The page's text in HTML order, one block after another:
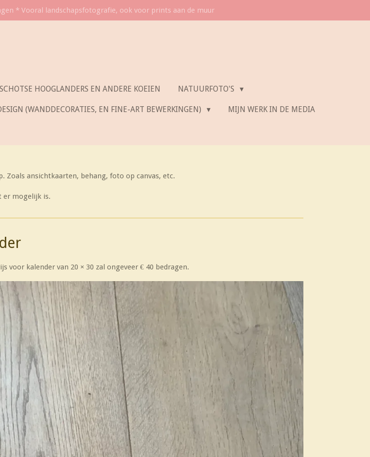
* Vooral landschapsfotografie, ook voor prints aan de muur
SCHOTSE HOOGLANDERS EN ANDERE KOEIEN NATUURFOTO'S
(WANDDECORATIES, EN FINE-ART BEWERKINGEN) MIJN WERK IN DE MEDIA
Zoals ansichtkaarten, behang, foto op canvas, etc.
er mogelijk is.
kalender van 20 × 30 zal ongeveer € 40 bedragen.